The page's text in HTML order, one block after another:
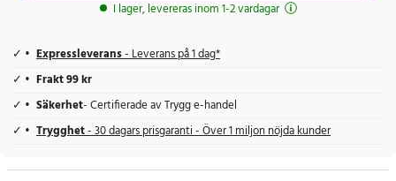
I lager, levereras inom 1-2 vardagar
Expressleverans- Leverans på 1 dag*
Frakt 99 kr
Säkerhet- Certifierade av Trygg e-handel
Trygghet- 30 dagars prisgaranti - Över 1 miljon nöjda kunder